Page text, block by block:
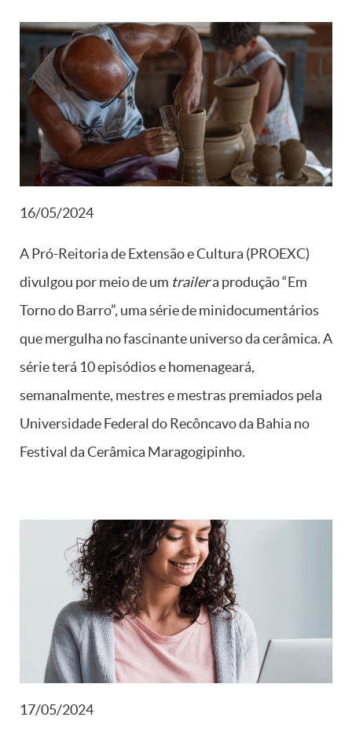
16/05/2024
A Pró-Reitoria de Extensão e Cultura (PROEXC)
divulgou por meio de um trailera produção “Em
Torno do Barro”, uma série de minidocumentários
que mergulha no fascinante universo da cerâmica. A
série terá 10 episódios e homenageará,
semanalmente, mestres e mestras premiados pela
Universidade Federal do Recôncavo da Bahia no
Festival da Cerâmica Maragogipinho.
17/05/2024